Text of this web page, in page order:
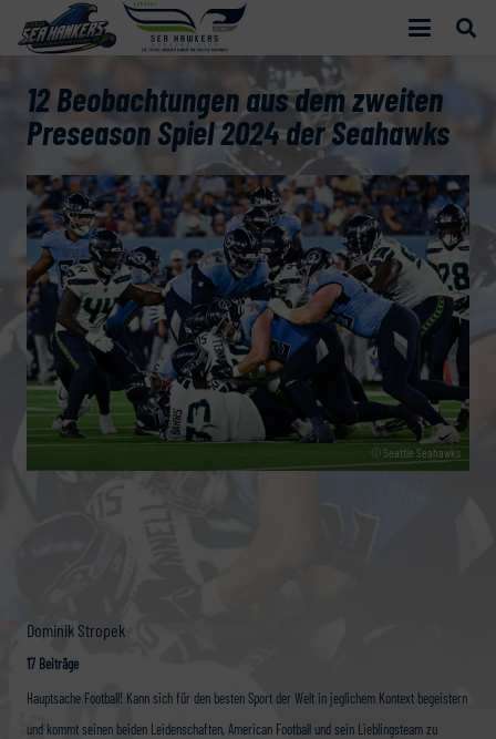
Dominik Stropek
17 Beiträge
Hauptsache Football! Kann sich für den besten Sport der Welt in jeglichem Kontext begeistern
und kommt seinen beiden Leidenschaften, American Football und sein Lieblingsteam zu
12 Beobachtungen aus dem zweiten
Preseason Spiel 2024 der Seahawks
© Seattle Seahawks